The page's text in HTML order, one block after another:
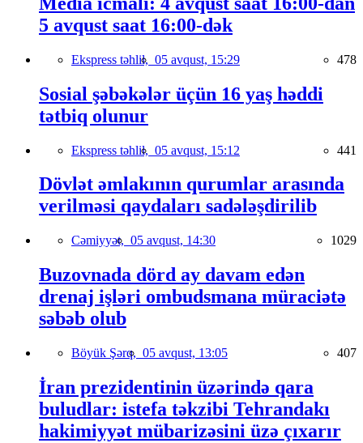
5 avqust saat 16:00-dək
Ekspress təhlil, 05 avqust, 15:29 478
Sosial şəbəkələr üçün 16 yaş həddi
tətbiq olunur
Ekspress təhlil, 05 avqust, 15:12 441
Dövlət əmlakının qurumlar arasında
verilməsi qaydaları sadələşdirilib
Cəmiyyət, 05 avqust, 14:30 1029
Buzovnada dörd ay davam edən
drenaj işləri ombudsmana müraciətə
səbəb olub
Böyük Şərq, 05 avqust, 13:05 407
İran prezidentinin üzərində qara
buludlar: istefa təkzibi Tehrandakı
hakimiyyət mübarizəsini üzə çıxarır